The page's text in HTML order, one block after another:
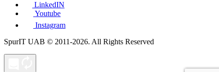
LinkedIN
Youtube
Instagram
SpurIT UAB © 2011-2026. All Rights Reserved